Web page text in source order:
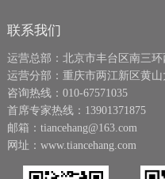
联系我们
运营总部：北京市丰台区南三
运营分部：重庆市两江新区黄
咨询热线：010-67571035
首席专家热线：13901371875
邮箱：tiancehang@163.com
网址：www.tiancehang.com